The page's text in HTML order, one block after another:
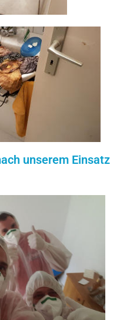
unserem Einsatz